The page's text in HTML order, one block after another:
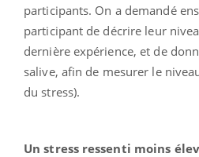
participants. On a demandé
participant de décrire leur
dernière expérience, et de
salive, afin de mesurer le
du stress).
Un stress ressenti moins